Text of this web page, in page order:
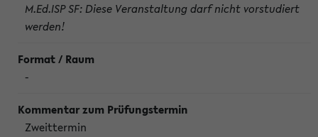
M.Ed.ISP SF: Diese Veranstaltung darf nicht vorstudiert
werden!
-
Zweittermin